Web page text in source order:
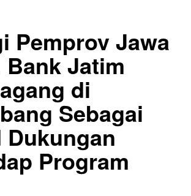
Pemprov Jawa
Bank Jatim
di
Sebagai
Dukungan
Program